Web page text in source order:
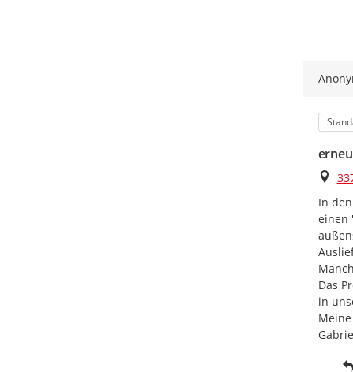
Ort
In
einen
Das
in